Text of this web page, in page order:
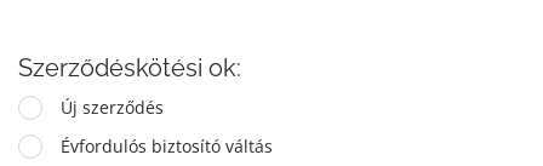
Szerződéskötési ok:
Új szerződés
Évfordulós biztosító váltás